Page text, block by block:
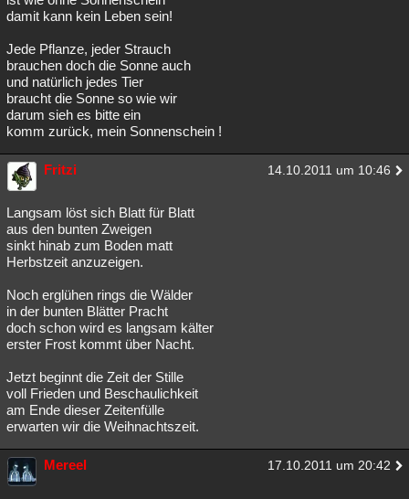
damit kann kein Leben sein!
Jede Pflanze, jeder Strauch
brauchen doch die Sonne auch
und natürlich jedes Tier
braucht die Sonne so wie wir
darum sieh es bitte ein
komm zurück, mein Sonnenschein !
Fritzi 14.10.2011 um 10:46
Langsam löst sich Blatt für Blatt
aus den bunten Zweigen
sinkt hinab zum Boden matt
Herbstzeit anzuzeigen.
Noch erglühen rings die Wälder
in der bunten Blätter Pracht
doch schon wird es langsam kälter
erster Frost kommt über Nacht.
Jetzt beginnt die Zeit der Stille
voll Frieden und Beschaulichkeit
am Ende dieser Zeitenfülle
erwarten wir die Weihnachtszeit.
Mereel 17.10.2011 um 20:42